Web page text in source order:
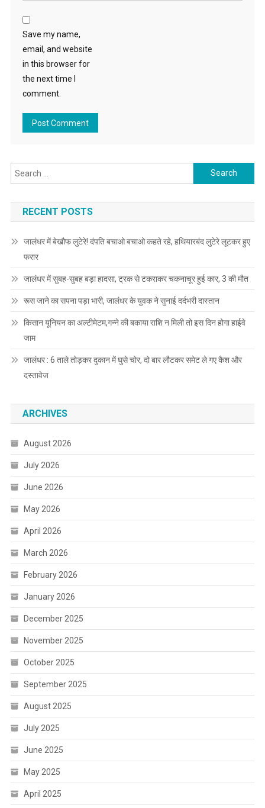
Save my name,
email, and website
in this browser for
the next time I
comment.
Search for:
RECENT POSTS
जालंधर में बेखौफ लुटेरे! दंपति बचाओ बचाओ कहते रहे, हथियारबंद लुटेरे लूटकर हुए
फरार
जालंधर में सुबह-सुबह बड़ा हादसा, ट्रक से टकराकर चकनाचूर हुई कार, 3 की मौत
रूस जाने का सपना पड़ा भारी, जालंधर के युवक ने सुनाई दर्दभरी दास्तान
किसान यूनियन का अल्टीमेटम,गन्ने की बकाया राशि न मिली तो इस दिन होगा हाईवे
जाम
जालंधर : 6 ताले तोड़कर दुकान में घुसे चोर, दो बार लौटकर समेट ले गए कैश और
दस्तावेज
ARCHIVES
August 2026
July 2026
June 2026
May 2026
April 2026
March 2026
February 2026
January 2026
December 2025
November 2025
October 2025
September 2025
August 2025
July 2025
June 2025
May 2025
April 2025